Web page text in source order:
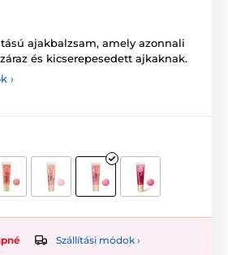
ajakbalzsam, amely azonnali
és kicserepesedett ajkaknak.
›
Szállítási módok ›